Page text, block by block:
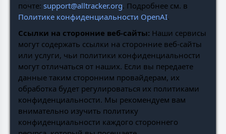
почте: support@alltracker.org. Подробнее см. в
Политике конфиденциальности OpenAI.
Ссылки на сторонние веб-сайты: Наши сервисы
могут содержать ссылки на сторонние веб-сайты
или услуги, чьи политики конфиденциальности
могут отличаться от наших. Если вы передаете
данные таким сторонним провайдерам, их
обработка будет регулироваться их политиками
конфиденциальности. Мы рекомендуем вам
внимательно изучить политику
конфиденциальности каждого стороннего